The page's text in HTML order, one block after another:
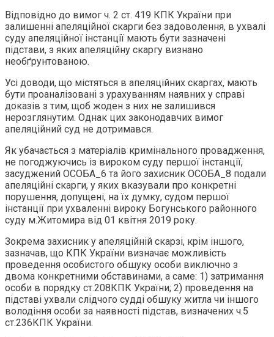
Відповідно до вимог ч. 2 ст. 419 КПК України при
залишенні апеляційної скарги без задоволення, в ухвалі
суду апеляційної інстанції мають бути зазначені
підстави, з яких апеляційну скаргу визнано
необґрунтованою.
Усі доводи, що містяться в апеляційних скаргах, мають
бути проаналізовані з урахуванням наявних у справі
доказів з тим, щоб жоден з них не залишився
нерозглянутим. Однак цих законодавчих вимог
апеляційний суд не дотримався.
Як убачається з матеріалів кримінального провадження,
не погоджуючись із вироком суду першої інстанції,
засуджений ОСОБА_6 та його захисник ОСОБА_8 подали
апеляційні скарги, у яких вказували про конкретні
порушення, допущені, на їх думку, судом першої
інстанції при ухваленні вироку Богунського районного
суду м.Житомира від 01 квітня 2019 року.
Зокрема захисник у апеляційній скарзі, крім іншого,
зазначав, що КПК України визначає можливість
проведення особистого обшуку особи виключно з
двома конкретними обставинами, а саме: 1) затримання
особи в порядку ст.208КПК України; 2) проведення на
підставі ухвали слідчого судді обшуку житла чи іншого
володіння особи за наявності підстав, визначених ч.5
ст.236КПК України.